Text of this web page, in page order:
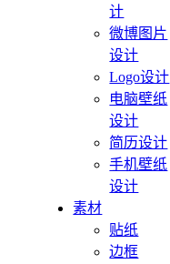
计
微博图片
设计
Logo设计
电脑壁纸
设计
简历设计
手机壁纸
设计
素材
贴纸
边框